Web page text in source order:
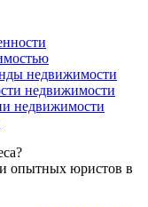
недвижимости
недвижимости
недвижимости
опытных юристов в